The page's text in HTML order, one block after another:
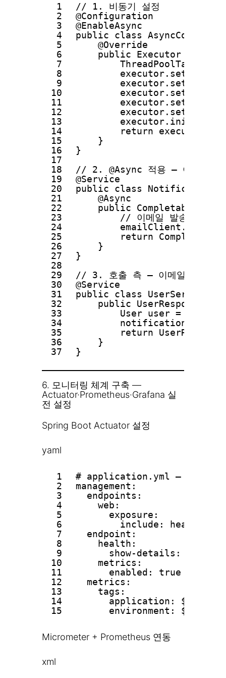
1
2
3
4
5
6
7
8
9
10
11
12
13
14
15
16
17
18
19
20
21
22
23
24
25
26
27
28
29
30
31
32
33
34
35
36
37
// 1. 비동기 설정
@Configuration
@EnableAsync
public class AsyncConfig
@Override
public Executor
return executor;
}
}
// 2. @Async 적용 — 이 메서드
@Service
public class
@Async
public
// 이메일 발송 로직
return
}
}
// 3. 호출 측 — 이메일 발송을
@Service
public class UserService {
public UserResponse
User user =
return
}
}
6. 모니터링 체계 구축 —
Actuator·Prometheus·Grafana 실
전 설정
Spring Boot Actuator 설정
yaml
1
2
3
4
5
6
7
8
9
10
11
12
13
14
15
# application.yml — Actuator
management:
endpoints:
web:
exposure:
include: health,
endpoint:
health:
show-details: when-
metrics:
enabled: true
metrics:
tags:
application:
environment:
Micrometer + Prometheus 연동
xml